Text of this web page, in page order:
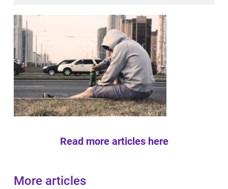
Read more articles here
More articles